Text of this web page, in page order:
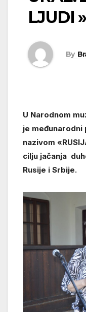
LJUDI »
By
U Narodnom
je međunarodni
nazivom
cilju jačanja
Rusije i Srbije.